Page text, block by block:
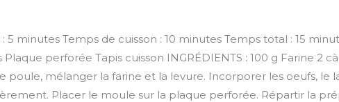
minutes Temps de cuisson : 10 minutes Temps total : 15
perforée Tapis cuisson INGRÉDIENTS : 100 g Farine 2
poule, mélanger la farine et la levure. Incorporer les oeufs, le
Placer le moule sur la plaque perforée. Répartir la